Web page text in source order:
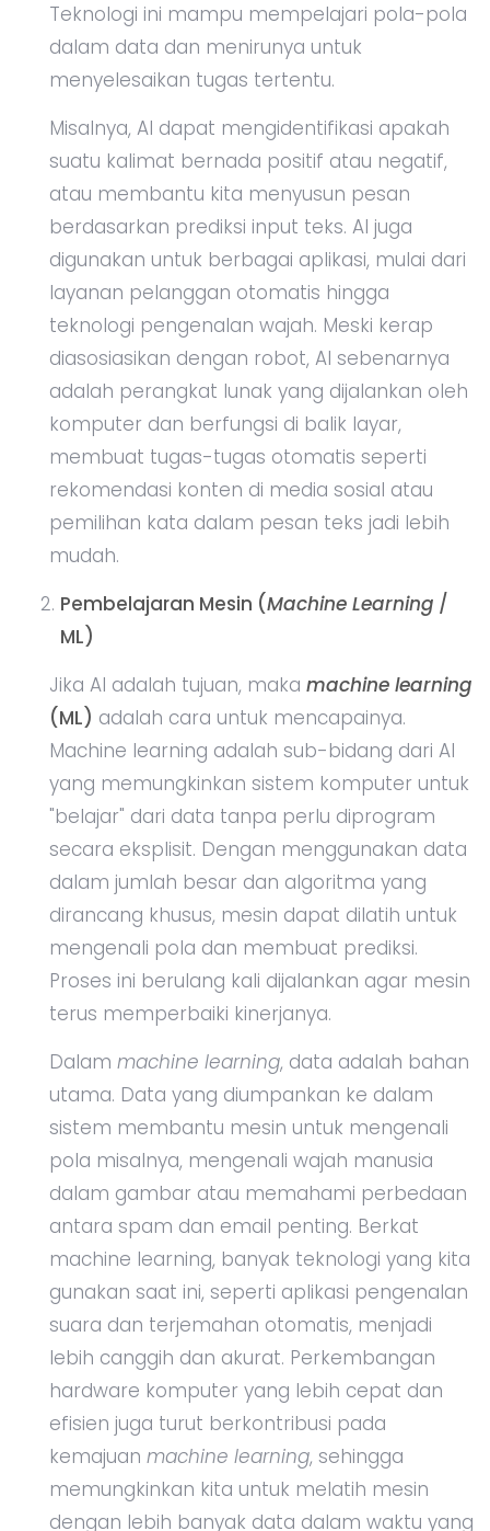
Teknologi ini mampu mempelajari pola-pola
dalam data dan menirunya untuk
menyelesaikan tugas tertentu.
Misalnya, AI dapat mengidentifikasi apakah
suatu kalimat bernada positif atau negatif,
atau membantu kita menyusun pesan
berdasarkan prediksi input teks. AI juga
digunakan untuk berbagai aplikasi, mulai dari
layanan pelanggan otomatis hingga
teknologi pengenalan wajah. Meski kerap
diasosiasikan dengan robot, AI sebenarnya
adalah perangkat lunak yang dijalankan oleh
komputer dan berfungsi di balik layar,
membuat tugas-tugas otomatis seperti
rekomendasi konten di media sosial atau
pemilihan kata dalam pesan teks jadi lebih
mudah.
Pembelajaran Mesin (Machine Learning /
ML)
Jika AI adalah tujuan, maka machine learning
(ML) adalah cara untuk mencapainya.
Machine learning adalah sub-bidang dari AI
yang memungkinkan sistem komputer untuk
"belajar" dari data tanpa perlu diprogram
secara eksplisit. Dengan menggunakan data
dalam jumlah besar dan algoritma yang
dirancang khusus, mesin dapat dilatih untuk
mengenali pola dan membuat prediksi.
Proses ini berulang kali dijalankan agar mesin
terus memperbaiki kinerjanya.
Dalam machine learning, data adalah bahan
utama. Data yang diumpankan ke dalam
sistem membantu mesin untuk mengenali
pola misalnya, mengenali wajah manusia
dalam gambar atau memahami perbedaan
antara spam dan email penting. Berkat
machine learning, banyak teknologi yang kita
gunakan saat ini, seperti aplikasi pengenalan
suara dan terjemahan otomatis, menjadi
lebih canggih dan akurat. Perkembangan
hardware komputer yang lebih cepat dan
efisien juga turut berkontribusi pada
kemajuan machine learning, sehingga
memungkinkan kita untuk melatih mesin
dengan lebih banyak data dalam waktu yang